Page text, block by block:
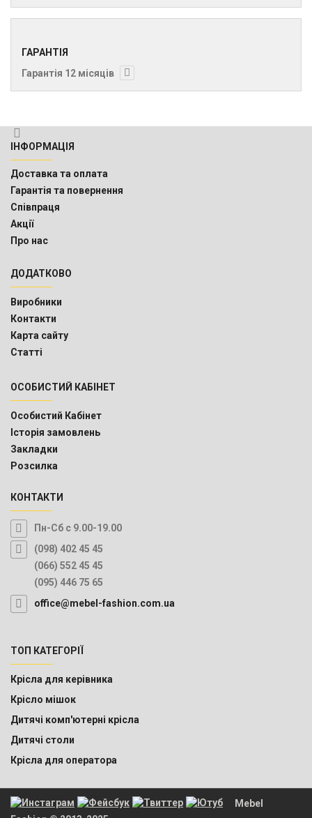
ГАРАНТІЯ
Гарантія 12 місяців
ІНФОРМАЦІЯ
Доставка та оплата
Гарантія та повернення
Співпраця
Акції
Про нас
ДОДАТКОВО
Виробники
Контакти
Карта сайту
Статті
ОСОБИСТИЙ КАБІНЕТ
Особистий Кабінет
Історія замовлень
Закладки
Розсилка
КОНТАКТИ
Пн-Сб с 9.00-19.00
(098) 402 45 45
(066) 552 45 45
(095) 446 75 65
office@mebel-fashion.com.ua
ТОП КАТЕГОРІЇ
Крісла для керівника
Крісло мішок
Дитячі комп'ютерні крісла
Дитячі столи
Крісла для оператора
Mebel